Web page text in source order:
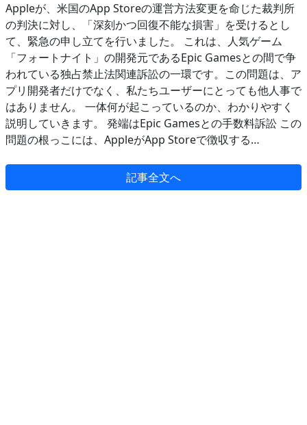
Appleが、米国のApp Storeの運営方法変更を命じた裁判所
の判決に対し、「深刻かつ回復不能な損害」を受けるとし
て、緊急の申し立てを行いました。 これは、人気ゲーム
「フォートナイト」の開発元であるEpic Gamesとの間で争
われている独占禁止法関連訴訟の一環です。この問題は、ア
プリ開発者だけでなく、私たちユーザーにとっても他人事で
はありません。 一体何が起こっているのか、わかりやすく
説明していきます。 発端はEpic Gamesとの手数料訴訟 この
問題の根っこには、AppleがApp Storeで徴収する…
記事全文へ